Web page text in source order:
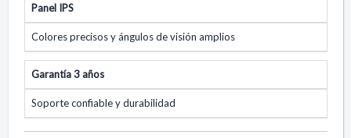
Panel IPS
Colores precisos y ángulos de visión amplios
Garantía 3 años
Soporte confiable y durabilidad